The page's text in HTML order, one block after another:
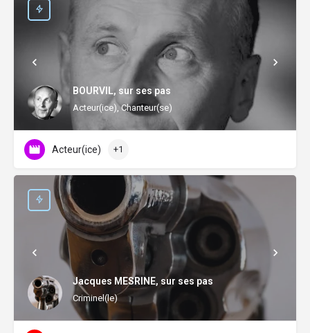
BOURVIL, sur ses pas
Acteur(ice), Chanteur(se)
Acteur(ice) +1
Jacques MESRINE, sur ses pas
Criminel(le)